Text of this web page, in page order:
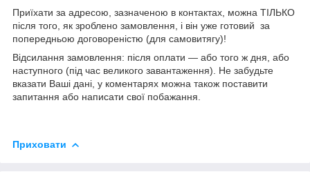
Приїхати за адресою, зазначеною в контактах, можна ТІЛЬКО
після того, як зроблено замовлення, і він уже готовий за
попередньою договореністю (для самовитягу)!
Відсилання замовлення: після оплати — або того ж дня, або
наступного (під час великого завантаження). Не забудьте
вказати Ваші дані, у коментарях можна також поставити
запитання або написати свої побажання.
Приховати